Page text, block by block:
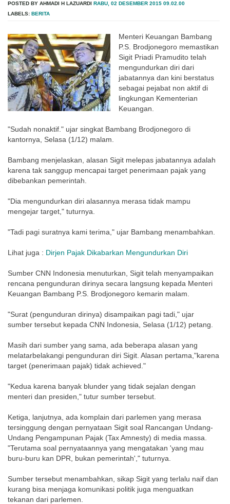
POSTED BY AHMADI H LAZUARDI RABU, 02 DESEMBER 2015 09.02.00
LABELS: BERITA
Menteri Keuangan Bambang
P.S. Brodjonegoro memastikan
Sigit Priadi Pramudito telah
mengundurkan diri dari
jabatannya dan kini berstatus
sebagai pejabat non aktif di
lingkungan Kementerian
Keuangan.
"Sudah nonaktif." ujar singkat Bambang Brodjonegoro di
kantornya, Selasa (1/12) malam.
Bambang menjelaskan, alasan Sigit melepas jabatannya adalah
karena tak sanggup mencapai target penerimaan pajak yang
dibebankan pemerintah.
"Dia mengundurkan diri alasannya merasa tidak mampu
mengejar target," tuturnya.
"Tadi pagi suratnya kami terima," ujar Bambang menambahkan.
Lihat juga : Dirjen Pajak Dikabarkan Mengundurkan Diri
Sumber CNN Indonesia menuturkan, Sigit telah menyampaikan
rencana pengunduran dirinya secara langsung kepada Menteri
Keuangan Bambang P.S. Brodjonegoro kemarin malam.
"Surat (pengunduran dirinya) disampaikan pagi tadi," ujar
sumber tersebut kepada CNN Indonesia, Selasa (1/12) petang.
Masih dari sumber yang sama, ada beberapa alasan yang
melatarbelakangi pengunduran diri Sigit. Alasan pertama,"karena
target (penerimaan pajak) tidak achieved."
"Kedua karena banyak blunder yang tidak sejalan dengan
menteri dan presiden," tutur sumber tersebut.
Ketiga, lanjutnya, ada komplain dari parlemen yang merasa
tersinggung dengan pernyataan Sigit soal Rancangan Undang-
Undang Pengampunan Pajak (Tax Amnesty) di media massa.
"Terutama soal pernyataannya yang mengatakan 'yang mau
buru-buru kan DPR, bukan pemerintah'," tuturnya.
Sumber tersebut menambahkan, sikap Sigit yang terlalu naif dan
kurang bisa menjaga komunikasi politik juga menguatkan
tekanan dari parlemen.